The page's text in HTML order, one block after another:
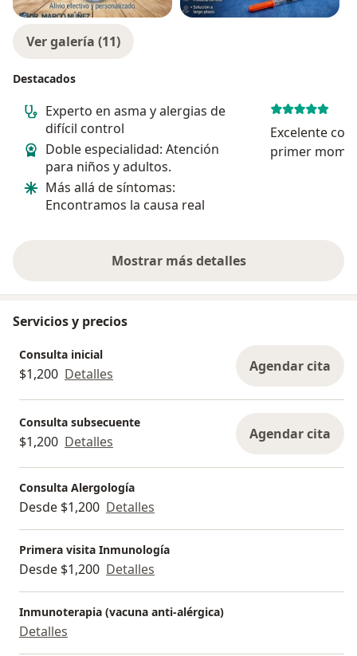
Ver galería (11)
Destacados
Experto en asma y alergias de
difícil control
Doble especialidad: Atención
para niños y adultos.
Más allá de síntomas:
Encontramos la causa real
Excelente
primer
Mostrar más detalles
sobre la experiencia
Servicios y precios
Consulta inicial
$1,200 Detalles Agendar cita
Consulta subsecuente
$1,200 Detalles Agendar cita
Consulta Alergología
Desde $1,200 Detalles
Primera visita Inmunología
Desde $1,200 Detalles
Inmunoterapia (vacuna anti-alérgica)
Detalles